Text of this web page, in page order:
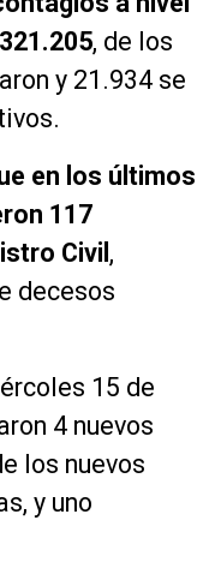
, de los
y 21.934 se
en los últimos
117
Civil ,
decesos
15 de
4 nuevos
los nuevos
y uno